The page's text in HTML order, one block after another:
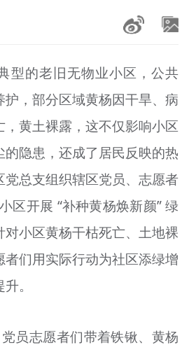
设
+
金
型的老旧无物业小区，公共
，部分区域黄杨因干旱、病
黄土裸露，这不仅影响小区
隐患，还成了居民反映的热
党总支组织辖区党员、志愿者
区开展 “补种黄杨焕新颜” 绿
小区黄杨干枯死亡、土地裸
们用实际行动为社区添绿增
。
员志愿者们带着铁锹、黄杨